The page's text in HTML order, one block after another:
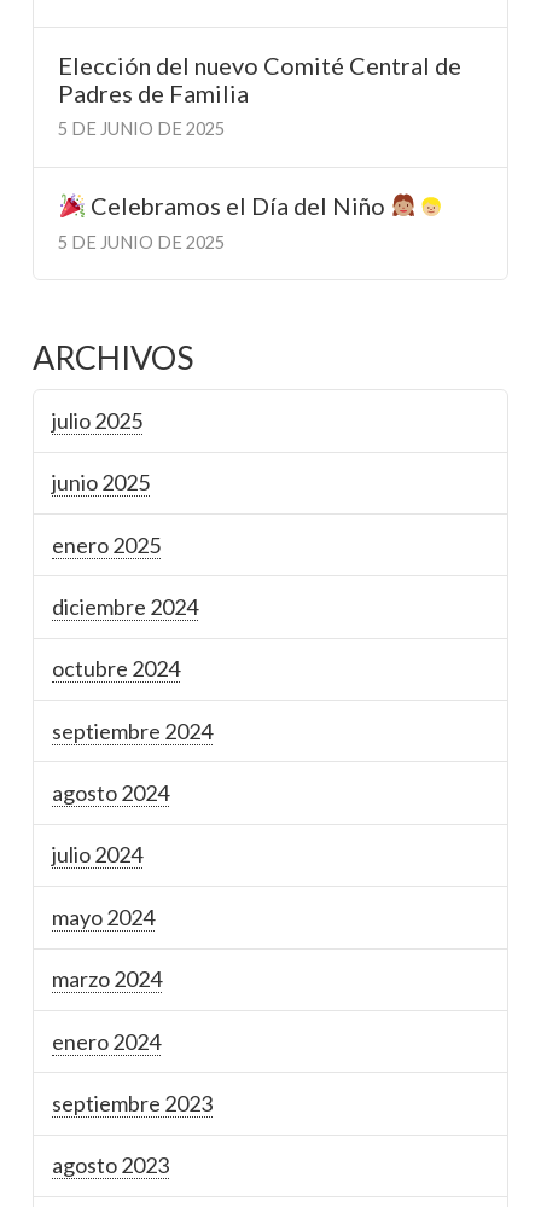
Elección del nuevo Comité Central de
Padres de Familia
5 DE JUNIO DE 2025
Celebramos el Día del Niño
5 DE JUNIO DE 2025
ARCHIVOS
julio 2025
junio 2025
enero 2025
diciembre 2024
octubre 2024
septiembre 2024
agosto 2024
julio 2024
mayo 2024
marzo 2024
enero 2024
septiembre 2023
agosto 2023